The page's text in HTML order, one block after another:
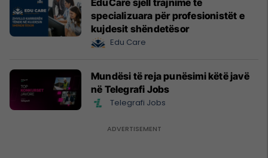
EduCare sjell trajnime të
specializuara për profesionistët e
kujdesit shëndetësor
Edu Care
Mundësi të reja punësimi këtë javë
në Telegrafi Jobs
Telegrafi Jobs